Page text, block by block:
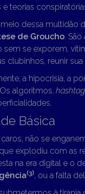
teorias
dessa multidão
de Groucho.
se exporem,
clubinhos, reunir
a hipocrisia, a
algoritmos,
Básica
não se
explodiu com as
na era digital e o
(3), ou a falta